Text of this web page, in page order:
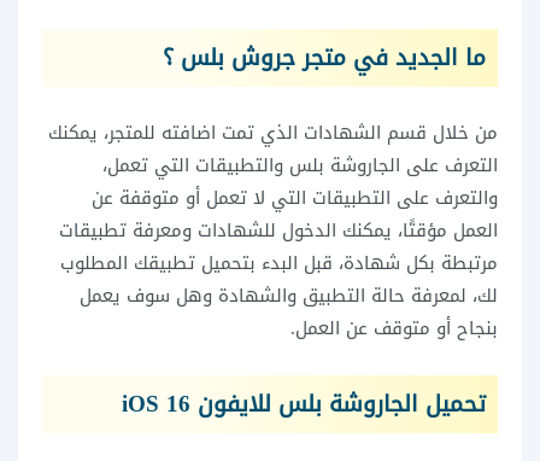
ما الجديد في متجر جروش بلس ؟
من خلال قسم الشهادات الذي تمت اضافته للمتجر، يمكنك
التعرف على الجاروشة بلس والتطبيقات التي تعمل،
والتعرف على التطبيقات التي لا تعمل أو متوقفة عن
العمل مؤقتًا، يمكنك الدخول للشهادات ومعرفة تطبيقات
مرتبطة بكل شهادة، قبل البدء بتحميل تطبيقك المطلوب
لك، لمعرفة حالة التطبيق والشهادة وهل سوف يعمل
بنجاح أو متوقف عن العمل.
تحميل الجاروشة بلس للايفون iOS 16